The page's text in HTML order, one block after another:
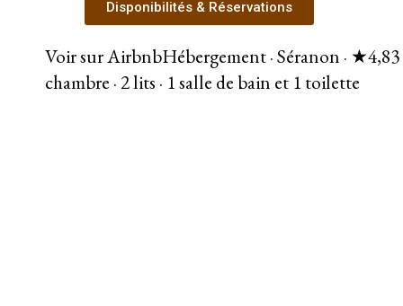
Disponibilités & Réservations
Voir sur AirbnbHébergement · Séranon · ★4,83
chambre · 2 lits · 1 salle de bain et 1 toilette